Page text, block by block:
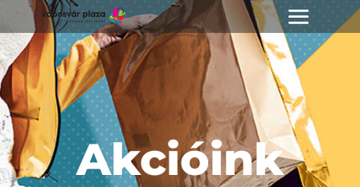
Akcióink